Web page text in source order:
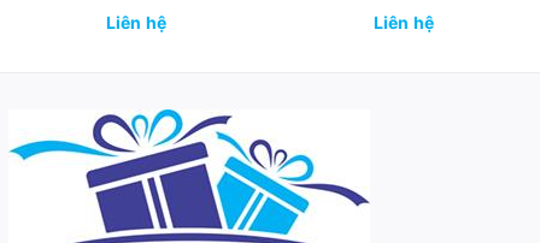
Liên hệ
Liên hệ